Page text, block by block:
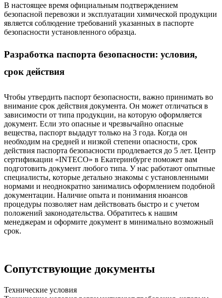
В настоящее время официальным подтверждением
безопасной перевозки и эксплуатации химической продукции
является соблюдение требований указанных в паспорте
безопасности установленного образца.
Разработка паспорта безопасности: условия,
срок действия
Чтобы утвердить паспорт безопасности, важно принимать во
внимание срок действия документа. Он может отличаться в
зависимости от типа продукции, на которую оформляется
документ. Если это опасные и чрезвычайно опасные
вещества, паспорт выдадут только на 3 года. Когда он
необходим на средней и низкой степени опасности, срок
действия паспорта безопасности продлевается до 5 лет. Центр
сертификации «INTECO» в Екатеринбурге поможет вам
подготовить документ любого типа. У нас работают опытные
специалисты, которые детально знакомы с установленными
нормами и неоднократно занимались оформлением подобной
документации. Наличие опыта и понимания нюансов
процедуры позволяет нам действовать быстро и с учетом
положений законодательства. Обратитесь к нашим
менеджерам и оформите документ в минимально возможный
срок.
Сопутствующие документы
Технические условия